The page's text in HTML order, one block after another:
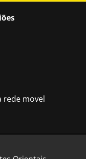
rede movel